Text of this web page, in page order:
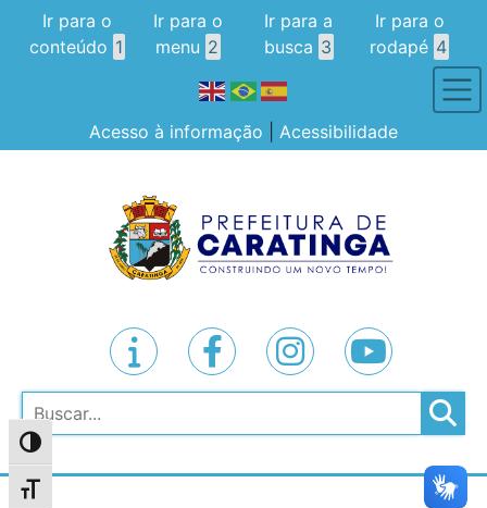
Alternar alto contraste
Alternar tamanho da fonte
Ir para o
conteúdo 1
Ir para o
menu 2
Ir para a
busca 3
Ir para o
rodapé 4
Acesso à informação Acessibilidade
Pesquisar